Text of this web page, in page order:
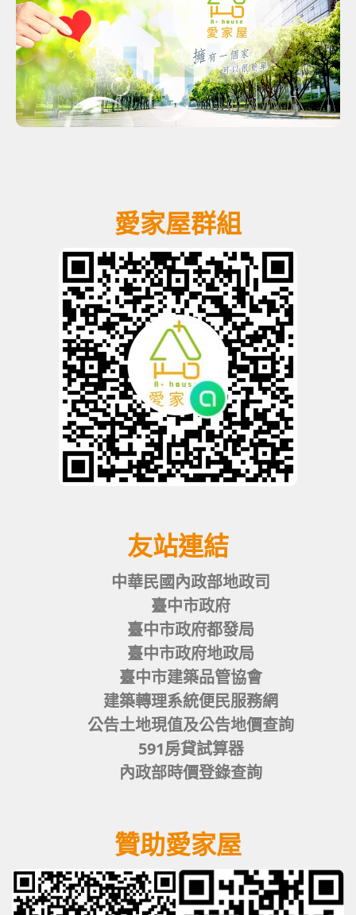
愛家屋群組
友站連結
中華民國內政部地政司
臺中市政府
臺中市政府都發局
臺中市政府地政局
臺中市建築品管協會
建築轉理系統便民服務網
公告土地現值及公告地價查詢
591房貸試算器
內政部時價登錄查詢
贊助愛家屋